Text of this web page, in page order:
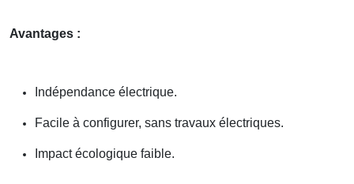
Avantages :
Indépendance électrique.
Facile à configurer, sans travaux électriques.
Impact écologique faible.